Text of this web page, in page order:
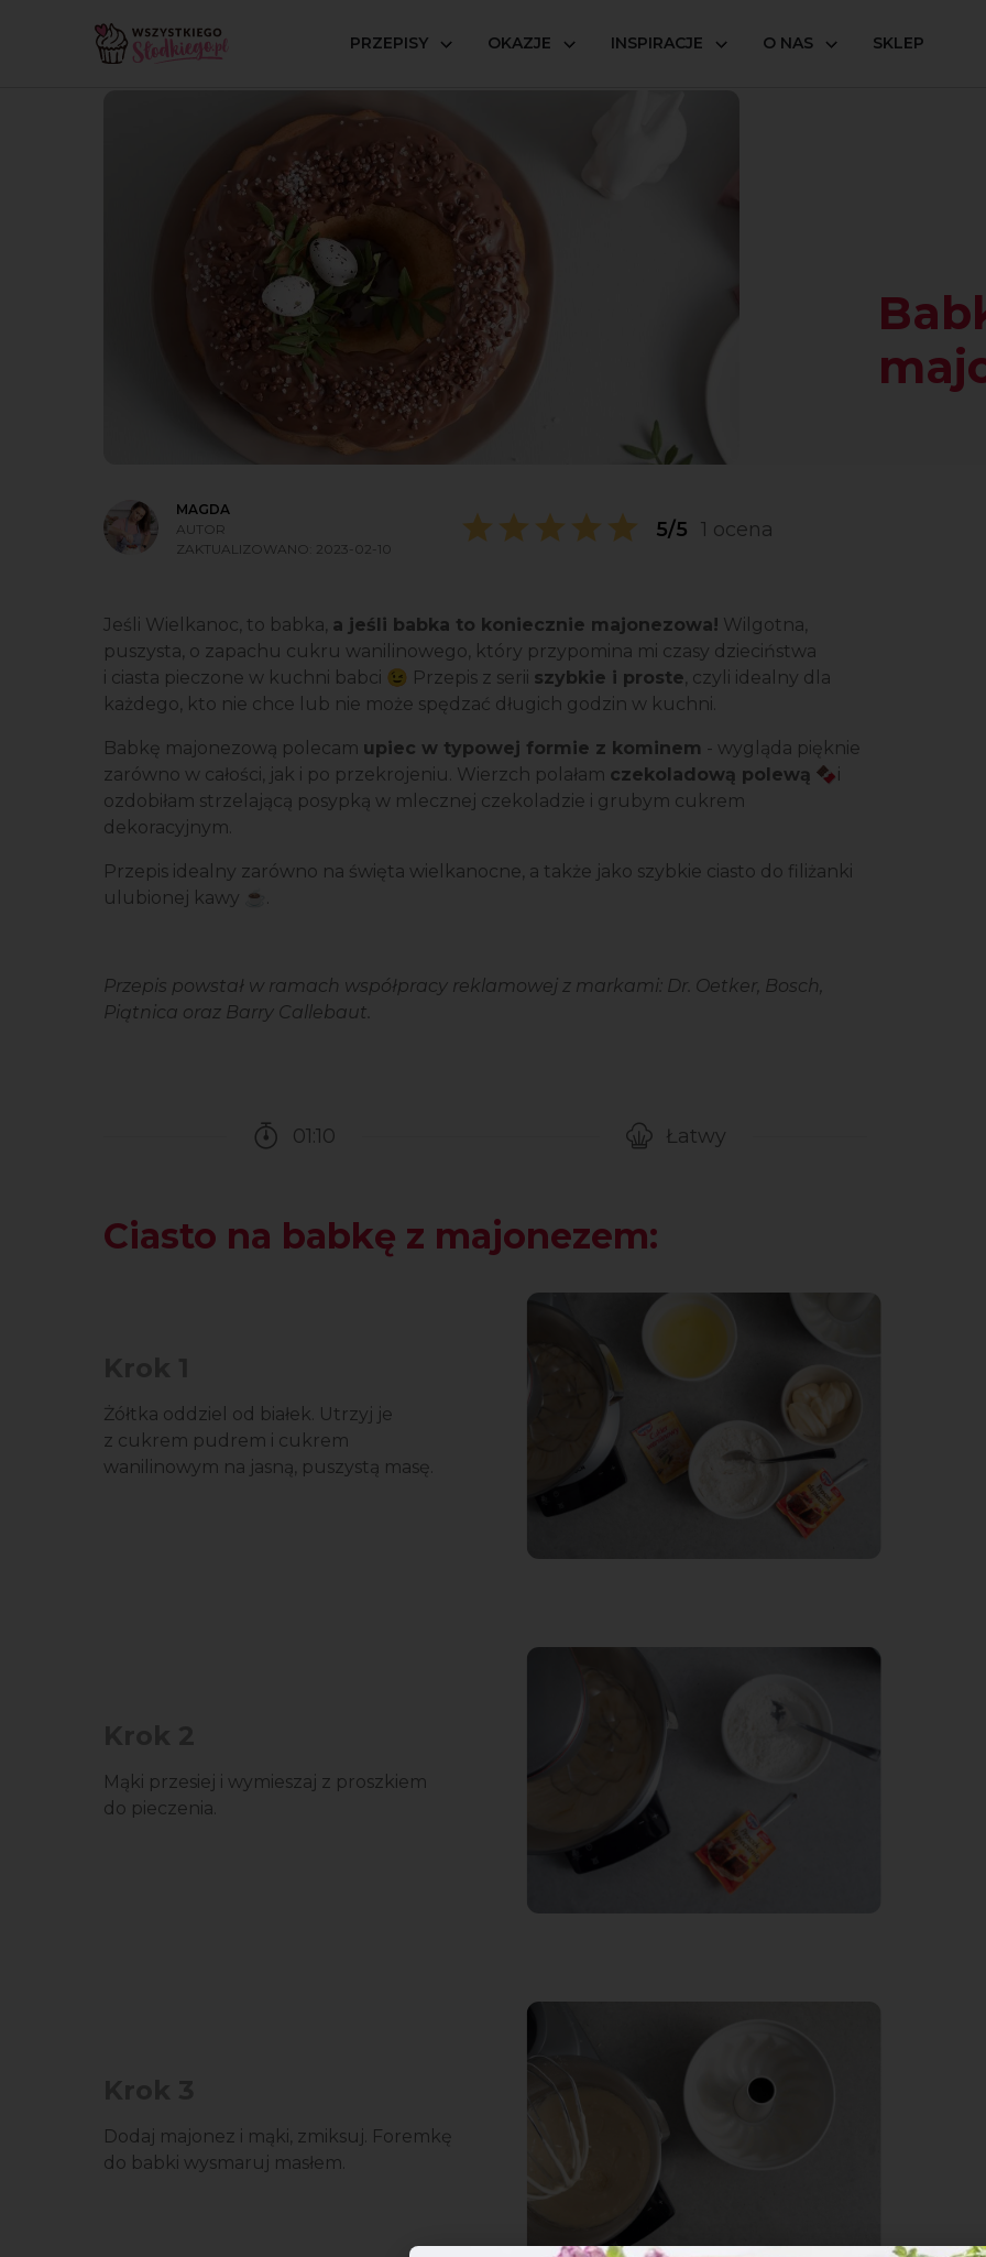
PRZEPISY OKAZJE INSPIRACJE O NAS SKLEP
Strona główna Przepisy Babki i ciasta ucierane Babka majonezowa
MAGDA
AUTOR
ZAKTUALIZOWANO: 2023-02-10
5/5 1 ocena
Jeśli Wielkanoc, to babka, a jeśli babka to koniecznie majonezowa! Wilgotna,
puszysta, o zapachu cukru wanilinowego, który przypomina mi czasy dzieciństwa
i ciasta pieczone w kuchni babci 😉 Przepis z serii szybkie i proste, czyli idealny dla
każdego, kto nie chce lub nie może spędzać długich godzin w kuchni.
Babkę majonezową polecam upiec w typowej formie z kominem - wygląda pięknie
zarówno w całości, jak i po przekrojeniu. Wierzch polałam czekoladową polewą 🍫i
ozdobiłam strzelającą posypką w mlecznej czekoladzie i grubym cukrem
dekoracyjnym.
Przepis idealny zarówno na święta wielkanocne, a także jako szybkie ciasto do filiżanki
ulubionej kawy ☕.
Przepis powstał w ramach współpracy reklamowej z markami: Dr. Oetker, Bosch,
Piątnica oraz Barry Callebaut.
01:10
Łatwy
Ciasto na babkę z majonezem:
Żółtka oddziel od białek. Utrzyj je
z cukrem pudrem i cukrem
wanilinowym na jasną, puszystą masę.
Mąki przesiej i wymieszaj z proszkiem
do pieczenia.
Dodaj majonez i mąki, zmiksuj. Foremkę
do babki wysmaruj masłem.